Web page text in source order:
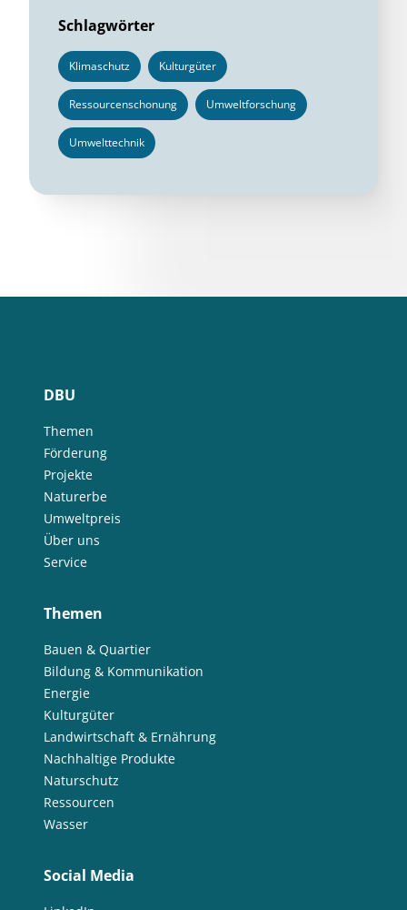
Schlagwörter
Klimaschutz Kulturgüter
Ressourcenschonung Umweltforschung
Umwelttechnik
DBU
Themen
Förderung
Projekte
Naturerbe
Umweltpreis
Über uns
Service
Themen
Bauen & Quartier
Bildung & Kommunikation
Energie
Kulturgüter
Landwirtschaft & Ernährung
Nachhaltige Produkte
Naturschutz
Ressourcen
Wasser
Social Media